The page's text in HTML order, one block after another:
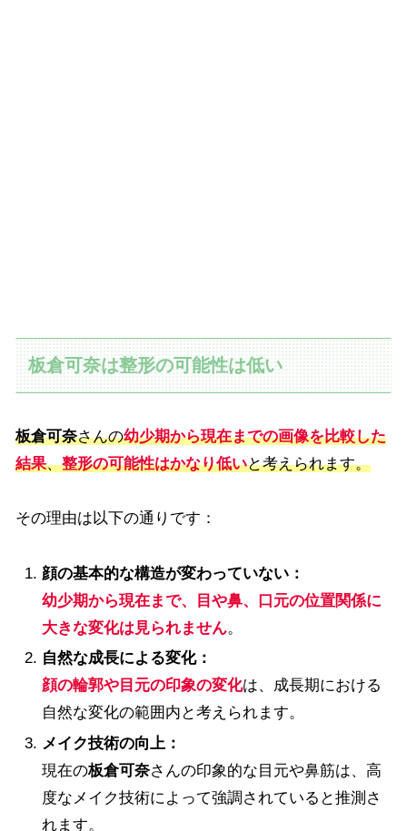
板倉可奈は整形の可能性は低い
板倉可奈さんの幼少期から現在までの画像を比較した
結果、整形の可能性はかなり低いと考えられます。
その理由は以下の通りです：
顔の基本的な構造が変わっていない：
幼少期から現在まで、目や鼻、口元の位置関係に
大きな変化は見られません。
自然な成長による変化：
顔の輪郭や目元の印象の変化は、成長期における
自然な変化の範囲内と考えられます。
メイク技術の向上：
現在の板倉可奈さんの印象的な目元や鼻筋は、高
度なメイク技術によって強調されていると推測さ
れます。